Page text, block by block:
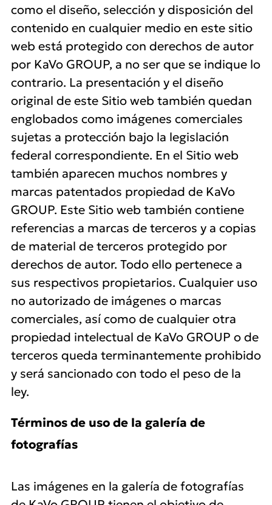
como el diseño, selección y disposición del
contenido en cualquier medio en este sitio
web está protegido con derechos de autor
por KaVo GROUP, a no ser que se indique lo
contrario. La presentación y el diseño
original de este Sitio web también quedan
englobados como imágenes comerciales
sujetas a protección bajo la legislación
federal correspondiente. En el Sitio web
también aparecen muchos nombres y
marcas patentados propiedad de KaVo
GROUP. Este Sitio web también contiene
referencias a marcas de terceros y a copias
de material de terceros protegido por
derechos de autor. Todo ello pertenece a
sus respectivos propietarios. Cualquier uso
no autorizado de imágenes o marcas
comerciales, así como de cualquier otra
propiedad intelectual de KaVo GROUP o de
terceros queda terminantemente prohibido
y será sancionado con todo el peso de la
ley.
Términos de uso de la galería de
fotografías
Las imágenes en la galería de fotografías